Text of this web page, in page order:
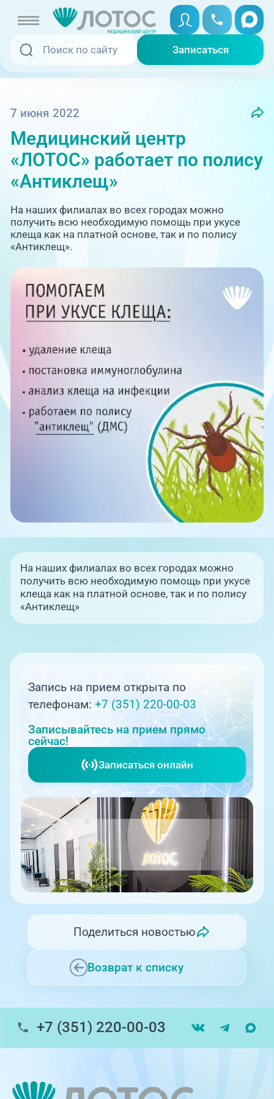
Записаться
Записаться
Специалисты
Акции
Отзывы
Адреса клиник
О клинике
Блог врачей
Пациентам
PreventAGE
+7 (351) 220-00-03
Записаться онлайн
Вызвать скорую
Медицина на дому
+7 (351) 220-00-03
запись на прием
+7 (351) 220-03-03
онкологической помощи
+7 (7142) 927-003
Справочный телефон для
7 июня 2022
Медицинский центр
«ЛОТОС» работает по полису
«Антиклещ»
На наших филиалах во всех городах можно
получить всю необходимую помощь при укусе
клеща как на платной основе, так и по полису
«Антиклещ».
На наших филиалах во всех городах можно
получить всю необходимую помощь при укусе
клеща как на платной основе, так и по полису
«Антиклещ»
Запись на прием открыта по
телефонам:+7 (351) 220-00-03
Записывайтесь на прием прямо
сейчас!
Записаться онлайн
Возврат к списку
Поделиться новостью
+7 (351) 220-00-03